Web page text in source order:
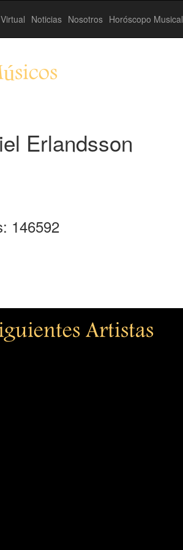
Noticias Nosotros Horóscopo Musical
Erlandsson
146592
Artistas